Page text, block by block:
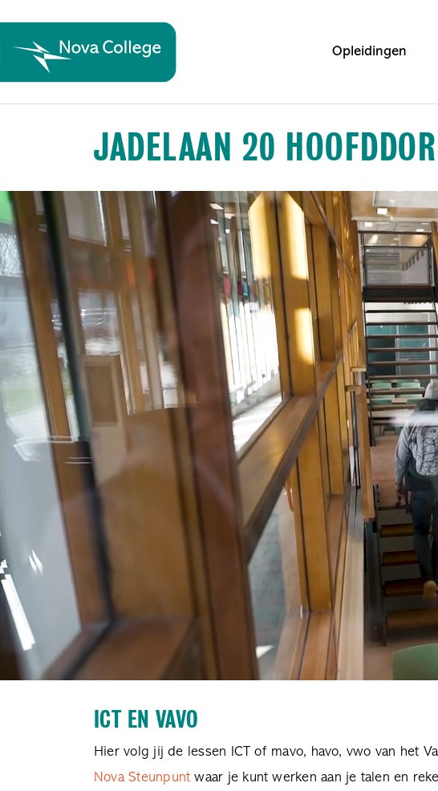
Opleidingen
JADELAAN 20
ICT EN VAVO
Hier volg jij de lessen ICT of mavo, havo, vwo van het
Nova Steunpunt waar je kunt werken aan je talen en